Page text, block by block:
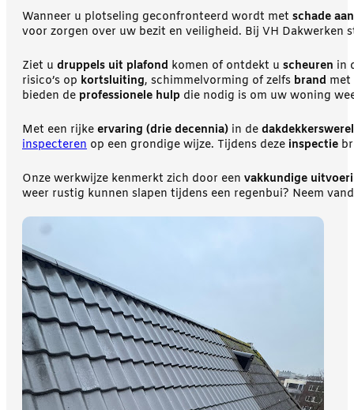
Wanneer u plotseling geconfronteerd wordt met schade
voor zorgen over uw bezit en veiligheid. Bij VH Dakwerken
Ziet u druppels uit plafond komen of ontdekt u scheuren in
risico’s op kortsluiting, schimmelvorming of zelfs brand met
bieden de professionele hulp die nodig is om uw woning
Met een rijke ervaring (drie decennia) in de
inspecteren op een grondige wijze. Tijdens deze inspectie
Onze werkwijze kenmerkt zich door een vakkundige
weer rustig kunnen slapen tijdens een regenbui? Neem